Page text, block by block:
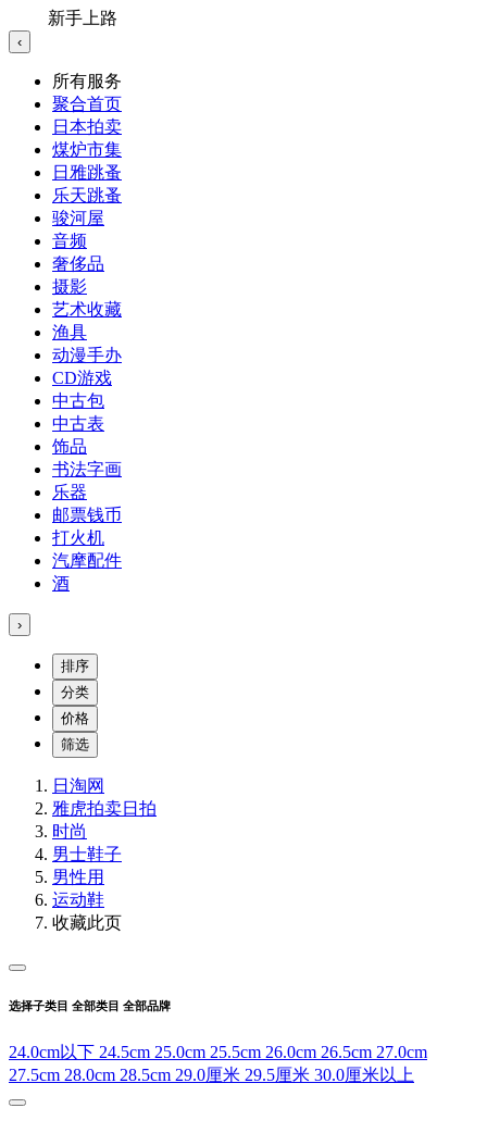
新手上路
‹
所有服务
聚合首页
日本拍卖
煤炉市集
日雅跳蚤
乐天跳蚤
骏河屋
音频
奢侈品
摄影
艺术收藏
渔具
动漫手办
CD游戏
中古包
中古表
饰品
书法字画
乐器
邮票钱币
打火机
汽摩配件
酒
›
排序
分类
价格
筛选
日淘网
雅虎拍卖日拍
时尚
男士鞋子
男性用
运动鞋
收藏此页
选择子类目 全部类目 全部品牌
24.0cm以下 24.5cm 25.0cm 25.5cm 26.0cm 26.5cm 27.0cm
27.5cm 28.0cm 28.5cm 29.0厘米 29.5厘米 30.0厘米以上